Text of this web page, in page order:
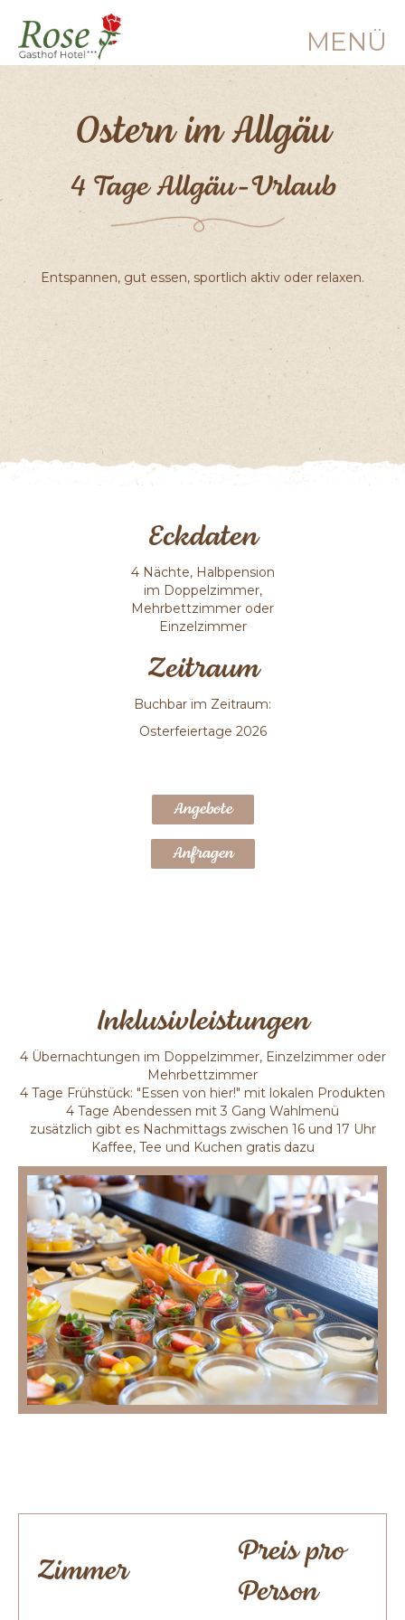
MENÜ
Ostern im Allgäu
4 Tage Allgäu-Urlaub
Entspannen, gut essen, sportlich aktiv oder relaxen.
Eckdaten
4 Nächte, Halbpension
im Doppelzimmer,
Mehrbettzimmer oder
Einzelzimmer
Zeitraum
Buchbar im Zeitraum:
Osterfeiertage 2026
Angebote
Anfragen
Inklusivleistungen
4 Übernachtungen im Doppelzimmer, Einzelzimmer oder
Mehrbettzimmer
4 Tage Frühstück: "Essen von hier!" mit lokalen Produkten
4 Tage Abendessen mit 3 Gang Wahlmenü
zusätzlich gibt es Nachmittags zwischen 16 und 17 Uhr
Kaffee, Tee und Kuchen gratis dazu
Zimmer
Preis pro
Person